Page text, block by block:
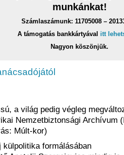
munkánkat!
Számlaszámunk: 11705008 –
A támogatás bankkártyával itt
Nagyon köszönjük.
a világ pedig végleg
Nemzetbiztonsági Archívum
Múlt-kor)
formálásában